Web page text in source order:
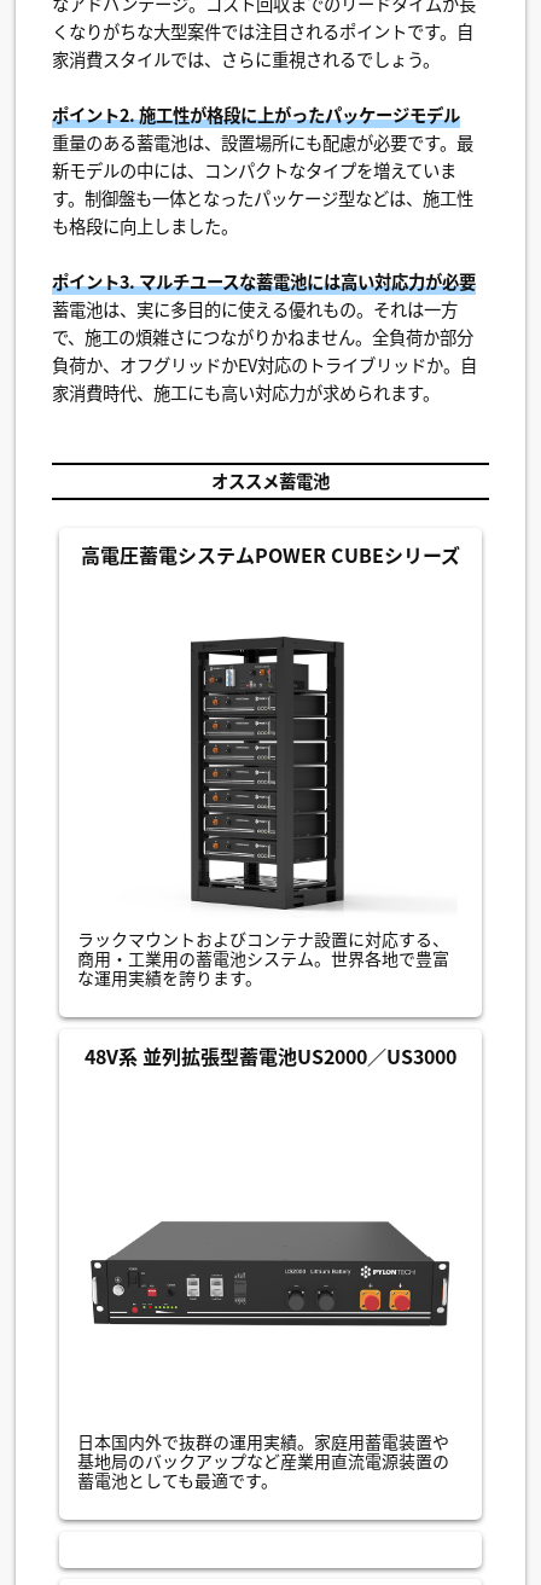
くなりがちな大型案件では注目されるポイントです。自
家消費スタイルでは、さらに重視されるでしょう。
ポイント2. 施工性が格段に上がったパッケージモデル
重量のある蓄電池は、設置場所にも配慮が必要です。最
新モデルの中には、コンパクトなタイプを増えていま
す。制御盤も一体となったパッケージ型などは、施工性
も格段に向上しました。
ポイント3. マルチユースな蓄電池には高い対応力が必要
蓄電池は、実に多目的に使える優れもの。それは一方
で、施工の煩雑さにつながりかねません。全負荷か部分
負荷か、オフグリッドかEV対応のトライブリッドか。自
家消費時代、施工にも高い対応力が求められます。
オススメ蓄電池
高電圧蓄電システムPOWER CUBEシリーズ
ラックマウントおよびコンテナ設置に対応する、
商用・工業用の蓄電池システム。世界各地で豊富
な運用実績を誇ります。
48V系 並列拡張型蓄電池US2000／US3000
日本国内外で抜群の運用実績。家庭用蓄電装置や
基地局のバックアップなど産業用直流電源装置の
蓄電池としても最適です。